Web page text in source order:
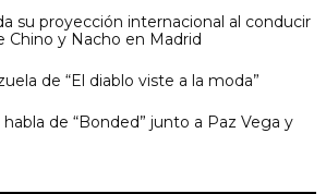
su proyección internacional al conducir
Chino y Nacho en Madrid
de “El diablo viste a la moda”
de “Bonded” junto a Paz Vega y